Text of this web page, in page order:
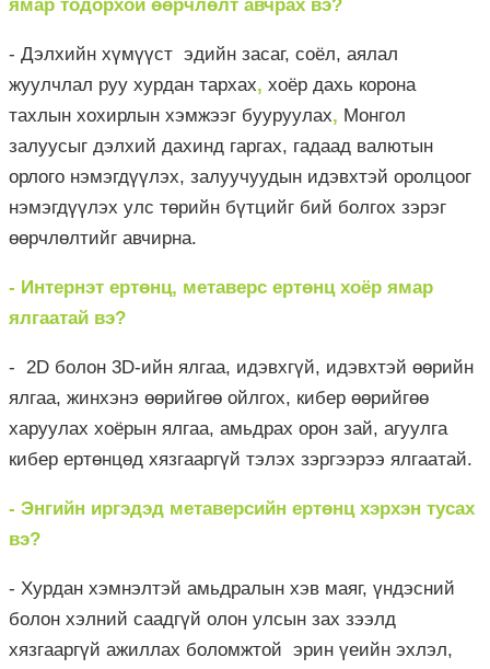
ямар тодорхой өөрчлөлт авчрах вэ?
- Дэлхийн хүмүүст эдийн засаг, соёл, аялал
жуулчлал руу хурдан тархах, хоёр дахь корона
тахлын хохирлын хэмжээг бууруулах, Монгол
залуусыг дэлхий дахинд гаргах, гадаад валютын
орлого нэмэгдүүлэх, залуучуудын идэвхтэй оролцоог
нэмэгдүүлэх улс төрийн бүтцийг бий болгох зэрэг
өөрчлөлтийг авчирна.
- Интернэт ертөнц, метаверс ертөнц хоёр ямар
ялгаатай вэ?
- 2D болон 3D-ийн ялгаа, идэвхгүй, идэвхтэй өөрийн
ялгаа, жинхэнэ өөрийгөө ойлгох, кибер өөрийгөө
харуулах хоёрын ялгаа, амьдрах орон зай, агуулга
кибер ертөнцөд хязгааргүй тэлэх зэргээрээ ялгаатай.
- Энгийн иргэдэд метаверсийн ертөнц хэрхэн тусах
вэ?
- Хурдан хэмнэлтэй амьдралын хэв маяг, үндэсний
болон хэлний саадгүй олон улсын зах зээлд
хязгааргүй ажиллах боломжтой эрин үеийн эхлэл,